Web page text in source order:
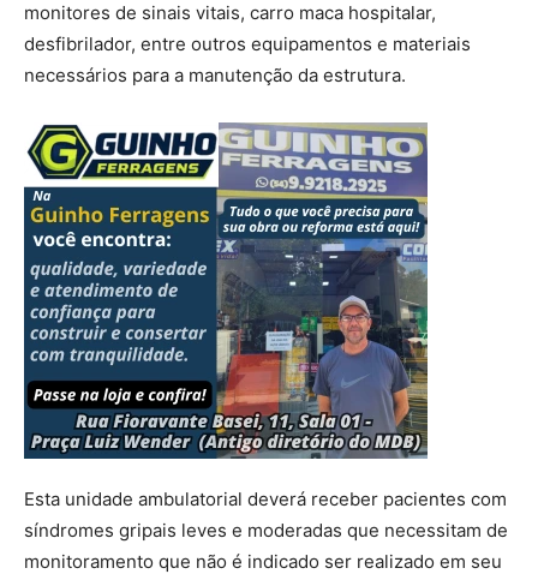
monitores de sinais vitais, carro maca hospitalar,
desfibrilador, entre outros equipamentos e materiais
necessários para a manutenção da estrutura.
Esta unidade ambulatorial deverá receber pacientes com
síndromes gripais leves e moderadas que necessitam de
monitoramento que não é indicado ser realizado em seu